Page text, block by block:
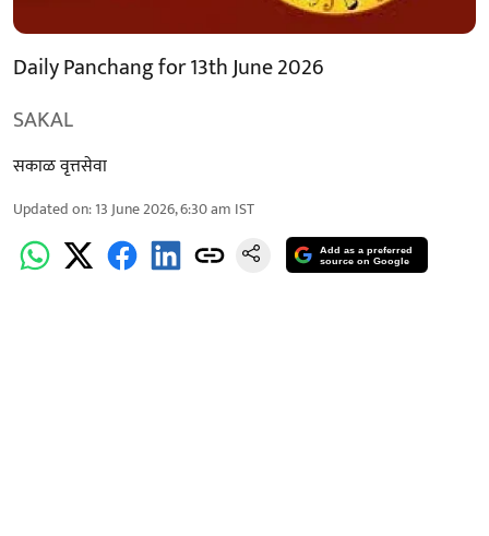
Daily Panchang for 13th June 2026
SAKAL
सकाळ वृत्तसेवा
Updated on:13 June 2026, 6:30 am IST
Add as a preferred
source on Google